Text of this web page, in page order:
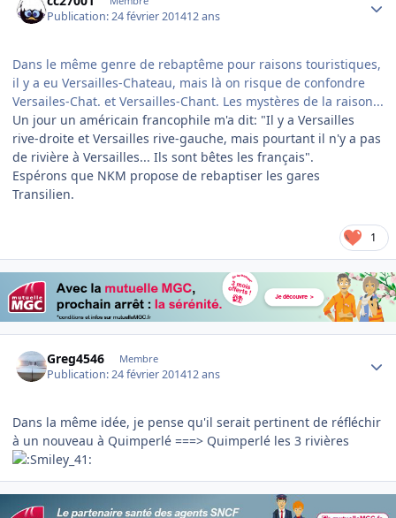
Publication:24 février 201412 ans
Dans le même genre de rebaptême pour raisons touristiques,
il y a eu Versailles-Chateau, mais là on risque de confondre
Versailes-Chat. et Versailles-Chant. Les mystères de la raison...
Un jour un américain francophile m'a dit: "Il y a Versailles
rive-droite et Versailles rive-gauche, mais pourtant il n'y a pas
de rivière à Versailles... Ils sont bêtes les français".
Espérons que NKM propose de rebaptiser les gares
Transilien.
1
Greg4546 Membre
Publication:24 février 201412 ans
Dans la même idée, je pense qu'il serait pertinent de réfléchir
à un nouveau à Quimperlé ===> Quimperlé les 3 rivières